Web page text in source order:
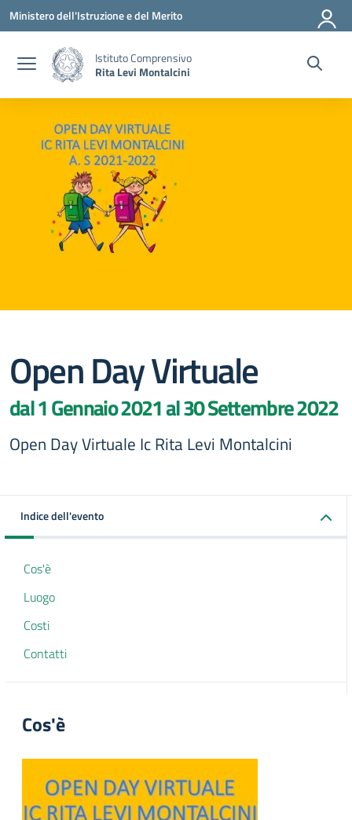
Vai ai contenuti
Vai al menu di navigazione
Vai al footer
Ministero dell'Istruzione e del Merito
Istituto Comprensivo
Rita Levi Montalcini
Open Day Virtuale
dal 1 Gennaio 2021 al 30 Settembre 2022
Open Day Virtuale Ic Rita Levi Montalcini
Indice dell'evento
Cos'è
Luogo
Costi
Contatti
Cos'è